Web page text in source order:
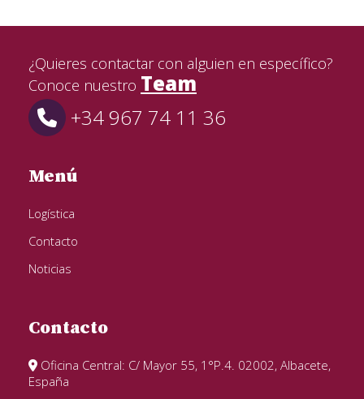
¿Quieres contactar con alguien en específico?
Conoce nuestro Team
+34 967 74 11 36
Menú
Logística
Contacto
Noticias
Contacto
Oficina Central: C/ Mayor 55, 1°P.4. 02002, Albacete,
España